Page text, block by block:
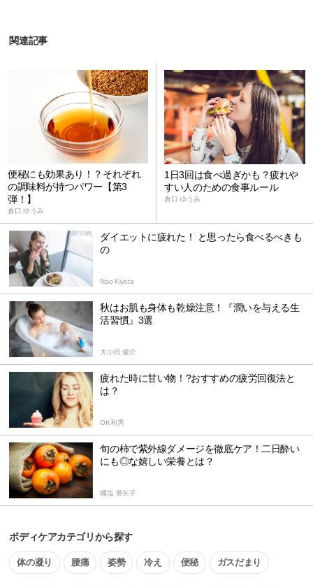
関連記事
便秘にも効果あり！？それぞれ
の調味料が持つパワー【第3
弾！】
倉口 ゆうみ
1日3回は食べ過ぎかも？疲れや
すい人のための食事ルール
倉口 ゆうみ
ダイエットに疲れた！ と思ったら食べるべきも
の
Nao Kiyota
秋はお肌も身体も乾燥注意！『潤いを与える生
活習慣』3選
大小田 健介
疲れた時に甘い物！?おすすめの疲労回復法と
は？
OK和男
旬の柿で紫外線ダメージを徹底ケア！二日酔い
にも◎な嬉しい栄養とは？
國塩 亜矢子
ボディケアカテゴリから探す
体の凝り 腰痛 姿勢 冷え 便秘 ガスだまり